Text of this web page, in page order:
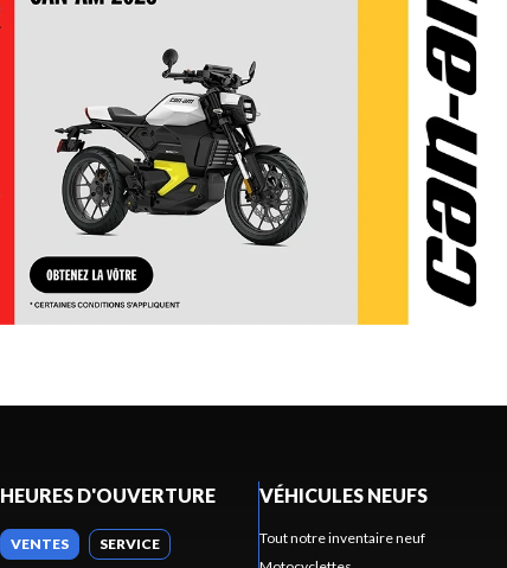
HEURES D'OUVERTURE
VENTES SERVICE
VÉHICULES NEUFS
Tout notre inventaire neuf